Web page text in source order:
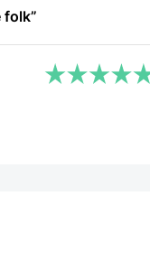
folk”